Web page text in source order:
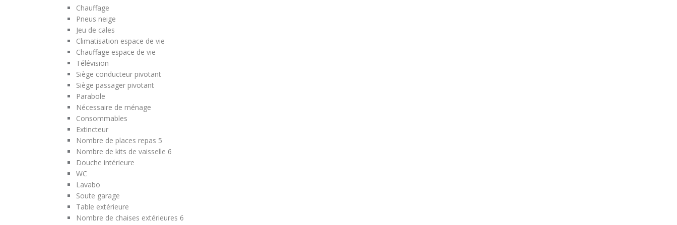
Chauffage
Pneus neige
Jeu de cales
Climatisation espace de vie
Chauffage espace de vie
Télévision
Siège conducteur pivotant
Siège passager pivotant
Parabole
Nécessaire de ménage
Consommables
Extincteur
Nombre de places repas 5
Nombre de kits de vaisselle 6
Douche intérieure
WC
Lavabo
Soute garage
Table extérieure
Nombre de chaises extérieures 6